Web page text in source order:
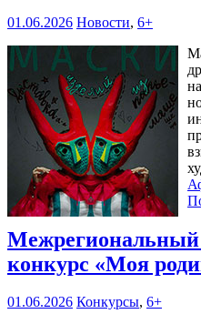
01.06.2026 Новости, 6+
Межрегиональный
конкурс «Моя
01.06.2026 Конкурсы, 6+